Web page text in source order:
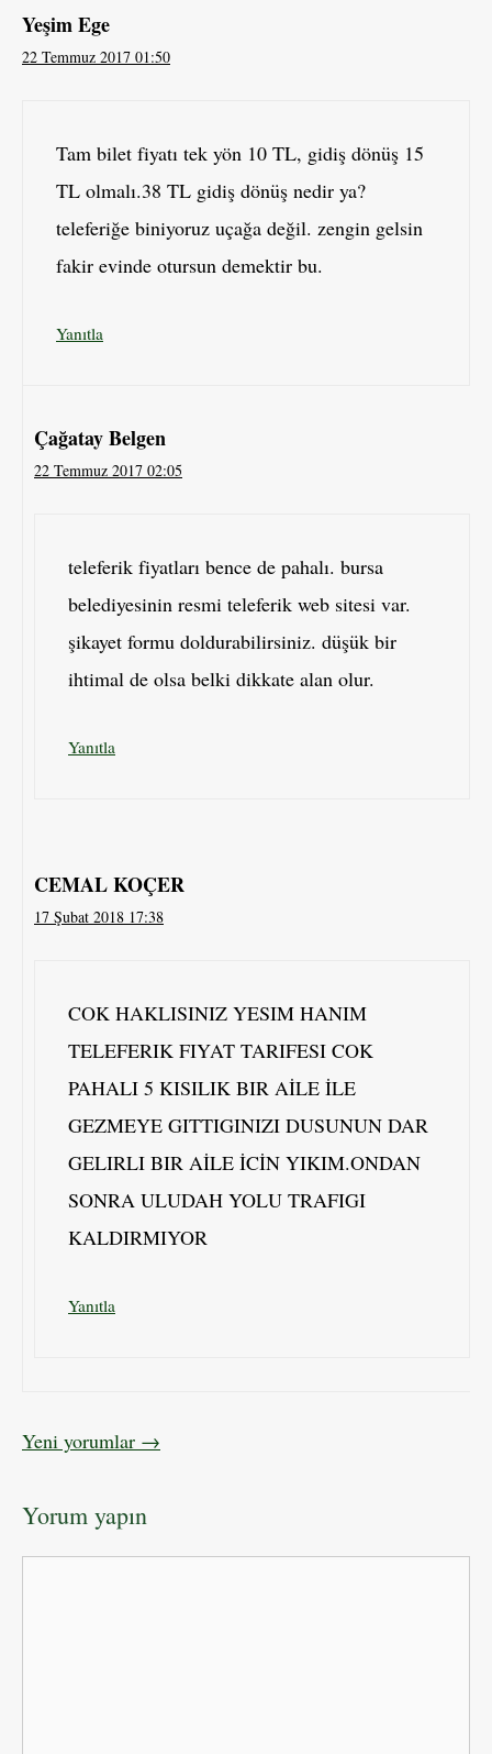
Yeşim Ege
22 Temmuz 2017 01:50
Tam bilet fiyatı tek yön 10 TL, gidiş dönüş 15
TL olmalı.38 TL gidiş dönüş nedir ya?
teleferiğe biniyoruz uçağa değil. zengin gelsin
fakir evinde otursun demektir bu.
Yanıtla
Çağatay Belgen
22 Temmuz 2017 02:05
teleferik fiyatları bence de pahalı. bursa
belediyesinin resmi teleferik web sitesi var.
şikayet formu doldurabilirsiniz. düşük bir
ihtimal de olsa belki dikkate alan olur.
Yanıtla
CEMAL KOÇER
17 Şubat 2018 17:38
COK HAKLISINIZ YESIM HANIM
TELEFERIK FIYAT TARIFESI COK
PAHALI 5 KISILIK BIR AİLE İLE
GEZMEYE GITTIGINIZI DUSUNUN DAR
GELIRLI BIR AİLE İCİN YIKIM.ONDAN
SONRA ULUDAH YOLU TRAFIGI
KALDIRMIYOR
Yanıtla
Yorum
Yeni yorumlar →
Yorum yapın